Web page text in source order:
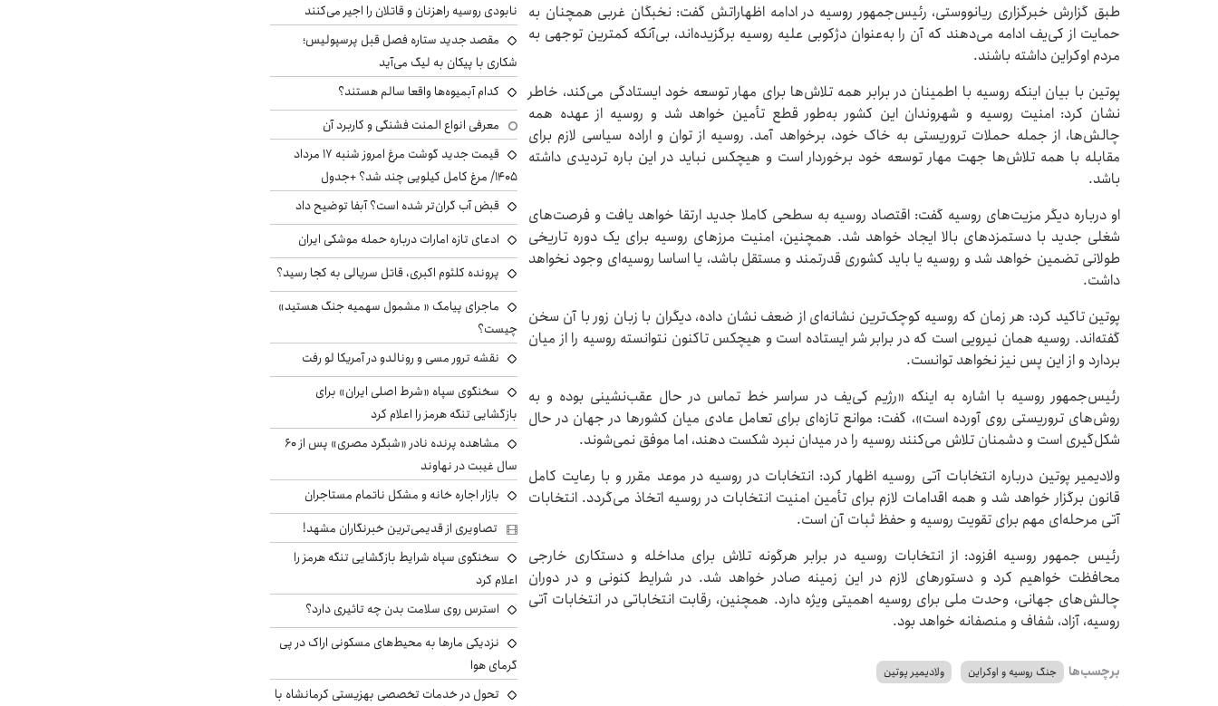
طبق گزارش خبرگزاری ریانووستی، رئیس‌جمهور روسیه در ادامه اظهاراتش گفت: نخبگان غربی همچنان به
حمایت از کی‌یف ادامه می‌دهند که آن را به‌عنوان دژکوبی علیه روسیه برگزیده‌اند، بی‌آنکه کمترین توجهی به
مردم اوکراین داشته باشند.
پوتین با بیان اینکه روسیه با اطمینان در برابر همه تلاش‌ها برای مهار توسعه خود ایستادگی می‌کند، خاطر
نشان کرد: امنیت روسیه و شهروندان این کشور به‌طور قطع تأمین خواهد شد و روسیه از عهده همه
چالش‌ها، از جمله حملات تروریستی به خاک خود، برخواهد آمد. روسیه از توان و اراده سیاسی لازم برای
مقابله با همه تلاش‌ها جهت مهار توسعه خود برخوردار است و هیچکس نباید در این باره تردیدی داشته
باشد.
او درباره دیگر مزیت‌های روسیه گفت: اقتصاد روسیه به سطحی کاملا جدید ارتقا خواهد یافت و فرصت‌های
شغلی جدید با دستمزدهای بالا ایجاد خواهد شد. همچنین، امنیت مرزهای روسیه برای یک دوره تاریخی
طولانی تضمین خواهد شد و روسیه یا باید کشوری قدرتمند و مستقل باشد، یا اساسا روسیه‌ای وجود نخواهد
داشت.
پوتین تاکید کرد: هر زمان که روسیه کوچک‌ترین نشانه‌ای از ضعف نشان داده، دیگران با زبان زور با آن سخن
گفته‌اند. روسیه همان نیرویی است که در برابر شر ایستاده است و هیچکس تاکنون نتوانسته روسیه را از میان
بردارد و از این پس نیز نخواهد توانست.
رئیس‌جمهور روسیه با اشاره به اینکه «رژیم کی‌یف در سراسر خط تماس در حال عقب‌نشینی بوده و به
روش‌های تروریستی روی آورده است»، گفت: موانع تازه‌ای برای تعامل عادی میان کشورها در جهان در حال
شکل‌گیری است و دشمنان تلاش می‌کنند روسیه را در میدان نبرد شکست دهند، اما موفق نمی‌شوند.
ولادیمیر پوتین درباره انتخابات آتی روسیه اظهار کرد: انتخابات در روسیه در موعد مقرر و با رعایت کامل
قانون برگزار خواهد شد و همه اقدامات لازم برای تأمین امنیت انتخابات در روسیه اتخاذ می‌گردد. انتخابات
آتی مرحله‌ای مهم برای تقویت روسیه و حفظ ثبات آن است.
رئیس جمهور روسیه افزود: از انتخابات روسیه در برابر هرگونه تلاش برای مداخله و دستکاری خارجی
محافظت خواهیم کرد و دستورهای لازم در این زمینه صادر خواهد شد. در شرایط کنونی و در دوران
چالش‌های جهانی، وحدت ملی برای روسیه اهمیتی ویژه دارد. همچنین، رقابت انتخاباتی در انتخابات آتی
روسیه، آزاد، شفاف و منصفانه خواهد بود.
برچسب‌ها جنگ روسیه و اوکراین ولادیمیر پوتین
نابودی روسیه راهزنان و قاتلان را اجیر می‌کنند
مقصد جدید ستاره فصل قبل پرسپولیس؛
شکاری با پیکان به لیگ می‌آید
کدام آبمیوه‌ها واقعا سالم هستند؟
معرفی انواع المنت فشنگی و کاربرد آن
قیمت جدید گوشت مرغ امروز شنبه ۱۷ مرداد
۱۴۰۵/ مرغ کامل کیلویی چند شد؟ +جدول
قبض آب گران‌تر شده است؟ آبفا توضیح داد
ادعای تازه امارات درباره حمله موشکی ایران
پرونده کلثوم اکبری، قاتل سریالی به کجا رسید؟
ماجرای پیامک « مشمول سهمیه جنگ هستید»
چیست؟
نقشه ترور مسی و رونالدو در آمریکا لو رفت
سخنگوی سپاه «شرط اصلی ایران» برای
بازگشایی تنگه هرمز را اعلام کرد
مشاهده پرنده نادر «شبگرد مصری» پس از ۶۰
سال غیبت در نهاوند
بازار اجاره خانه و مشکل ناتمام مستاجران
تصاویری از قدیمی‌ترین خبرنگاران مشهد!
سخنگوی سپاه شرایط بازگشایی تنگه هرمز را
اعلام کرد
استرس روی سلامت بدن چه تاثیری دارد؟
نزدیکی مارها به محیط‌های مسکونی اراک در پی
گرمای هوا
تحول در خدمات تخصصی بهزیستی کرمانشاه با